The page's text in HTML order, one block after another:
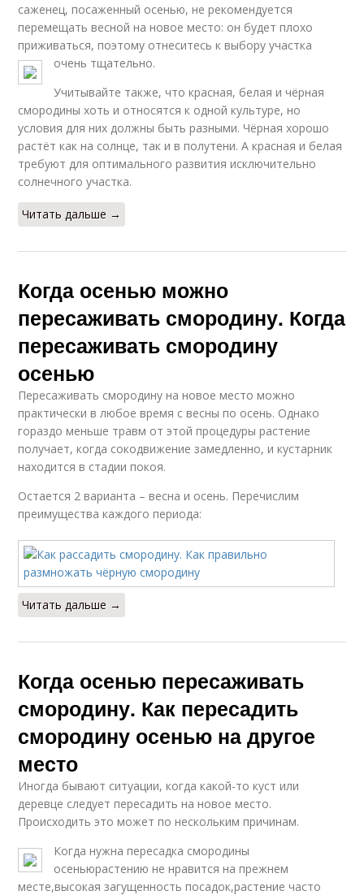
саженец, посаженный осенью, не рекомендуется
перемещать весной на новое место: он будет плохо
приживаться, поэтому отнеситесь к выбору участка
очень тщательно.
Учитывайте также, что красная, белая и чёрная
смородины хоть и относятся к одной культуре, но
условия для них должны быть разными. Чёрная хорошо
растёт как на солнце, так и в полутени. А красная и белая
требуют для оптимального развития исключительно
солнечного участка.
Читать дальше →
Когда осенью можно
пересаживать смородину. Когда
пересаживать смородину
осенью
Пересаживать смородину на новое место можно
практически в любое время с весны по осень. Однако
гораздо меньше травм от этой процедуры растение
получает, когда сокодвижение замедленно, и кустарник
находится в стадии покоя.
Остается 2 варианта – весна и осень. Перечислим
преимущества каждого периода:
Читать дальше →
Когда осенью пересаживать
смородину. Как пересадить
смородину осенью на другое
место
Иногда бывают ситуации, когда какой-то куст или
деревце следует пересадить на новое место.
Происходить это может по нескольким причинам.
Когда нужна пересадка смородины
осеньюрастению не нравится на прежнем
месте,высокая загущенность посадок,растение часто